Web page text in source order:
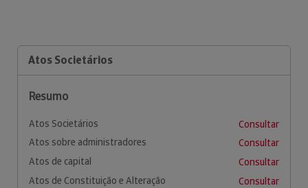
Atos Societários
Resumo
Atos Societários
Consultar
Atos sobre administradores
Consultar
Atos de capital
Consultar
Atos de Constituição e Alteração
Consultar